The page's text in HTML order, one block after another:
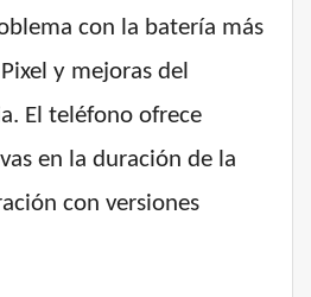
con la batería más
y mejoras del
El teléfono ofrece
en la duración de la
con versiones